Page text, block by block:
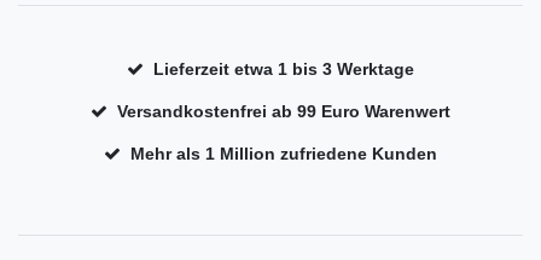
Lieferzeit etwa 1 bis 3 Werktage
Versandkostenfrei ab 99 Euro Warenwert
Mehr als 1 Million zufriedene Kunden